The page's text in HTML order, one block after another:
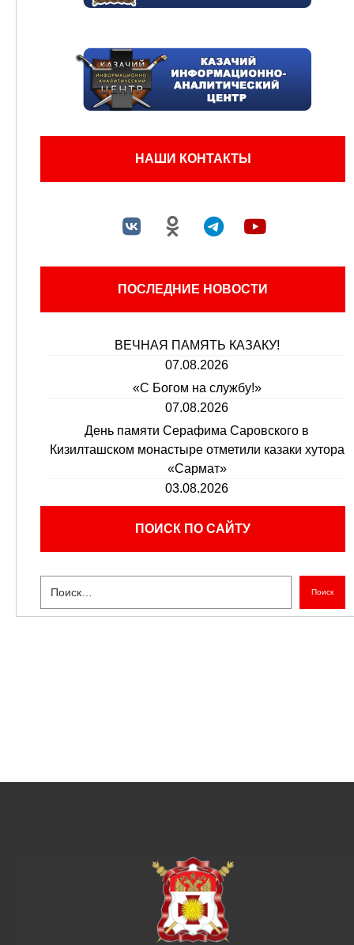
НАШИ КОНТАКТЫ
ПОСЛЕДНИЕ НОВОСТИ
ВЕЧНАЯ ПАМЯТЬ КАЗАКУ!
07.08.2026
«С Богом на службу!»
07.08.2026
День памяти Серафима Саровского в
Кизилташском монастыре отметили казаки хутора
«Сармат»
03.08.2026
ПОИСК ПО САЙТУ
Поиск